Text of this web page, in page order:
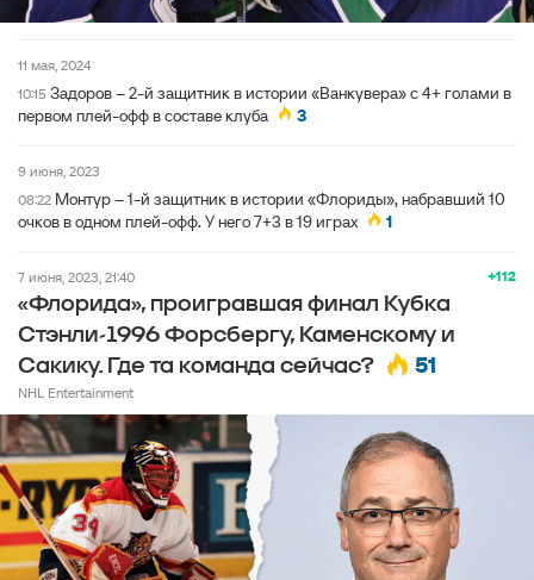
11 мая, 2024
10:15 Задоров – 2-й защитник в истории «Ванкувера» с 4+ голами в
первом плей-офф в составе клуба
3
9 июня, 2023
08:22 Монтур – 1-й защитник в истории «Флориды», набравший 10
очков в одном плей-офф. У него 7+3 в 19 играх
1
+112
7 июня, 2023, 21:40
«Флорида», проигравшая финал Кубка
Стэнли-1996 Форсбергу, Каменскому и
Сакику. Где та команда сейчас?
51
NHL Entertainment